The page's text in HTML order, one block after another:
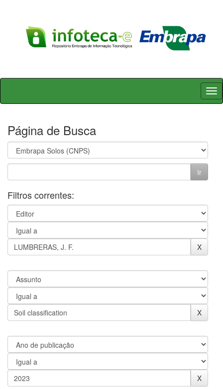
Skip
Página de Busca
Filtros correntes: